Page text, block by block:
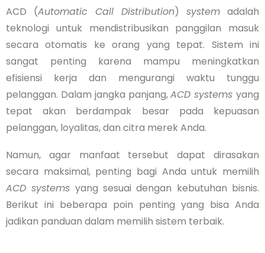
ACD (Automatic Call Distribution) system adalah
teknologi untuk mendistribusikan panggilan masuk
secara otomatis ke orang yang tepat. Sistem ini
sangat penting karena mampu meningkatkan
efisiensi kerja dan mengurangi waktu tunggu
pelanggan. Dalam jangka panjang,ACD systemsyang
tepat akan berdampak besar pada kepuasan
pelanggan, loyalitas, dan citra merek Anda.
Namun, agar manfaat tersebut dapat dirasakan
secara maksimal, penting bagi Anda untuk memilih
ACD systems yang sesuai dengan kebutuhan bisnis.
Berikut ini beberapa poin penting yang bisa Anda
jadikan panduan dalam memilih sistem terbaik.